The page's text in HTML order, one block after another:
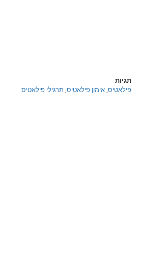
תגיות
פילאטיס, אימון פילאטיס, תרגילי פילאטיס